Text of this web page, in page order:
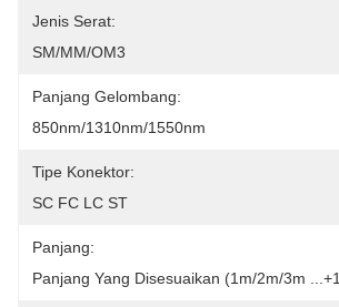
Jenis Serat:
SM/MM/OM3
Panjang Gelombang:
850nm/1310nm/1550nm
Tipe Konektor:
SC FC LC ST
Panjang:
Panjang Yang Disesuaikan (1m/2m/3m ...+1